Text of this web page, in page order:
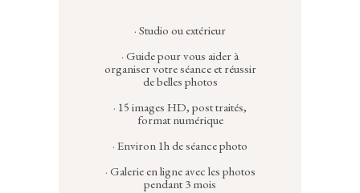
· Studio ou extérieur
· Guide pour vous aider à
organiser votre séance et réussir
de belles photos
· 15 images HD, post traités,
format numérique
· Environ 1h de séance photo
· Galerie en ligne avec les photos
pendant 3 mois